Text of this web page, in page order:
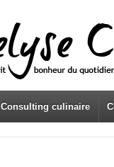
Consulting culinaire